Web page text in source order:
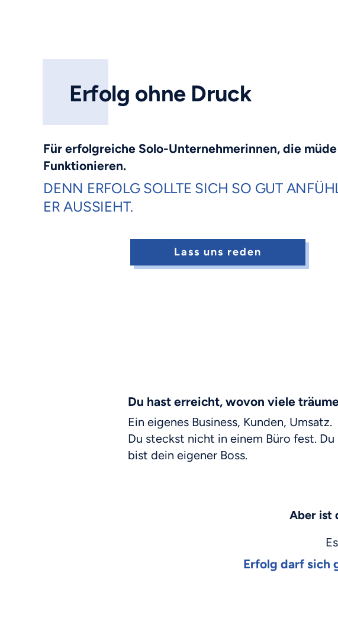
Erfolg ohne Druck
Für erfolgreiche Solo-Unternehmerinnen, die
Funktionieren.
DENN ERFOLG SOLLTE SICH SO GUT
ER AUSSIEHT.
Lass uns reden
Du hast erreicht, wovon viele
Ein eigenes Business, Kunden, Umsatz.
Du steckst nicht in einem Büro fest. Du
bist dein eigener Boss.
Aber ist
Erfolg darf sich